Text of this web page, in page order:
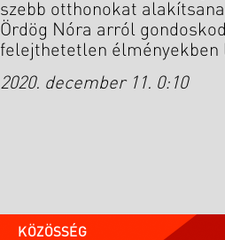
szebb otthonokat
Ördög Nóra arról
felejthetetlen élményekben
2020. december 11. 0:10
KÖZÖSSÉG